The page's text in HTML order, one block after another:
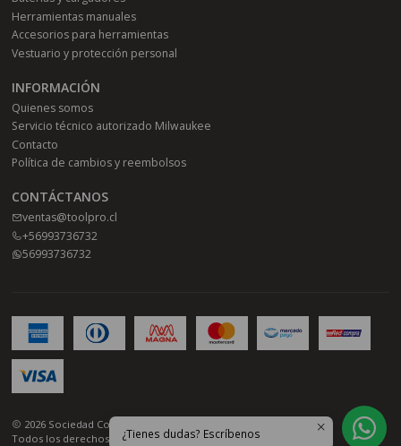
Herramientas manuales
Accesorios para herramientas
Vestuario y protección personal
INFORMACIÓN
Quienes somos
Servicio técnico autorizado Milwaukee
Contacto
Política de cambios y reembolsos
CONTÁCTANOS
ventas@toolpro.cl
+56993736732
56993736732
2026 Sociedad Comercial Toolpro SPA.
Todos los derechos reservados.Desarrollado por Jumpseller
¿Tienes dudas? Escríbenos